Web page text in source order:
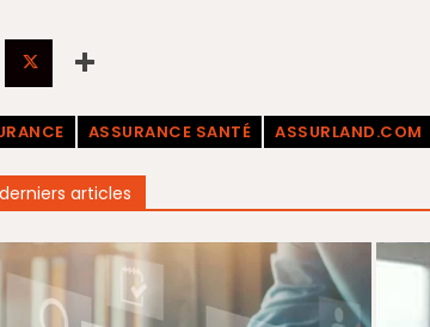
ASSURANCE SANTÉ ASSURLAND.COM
articles